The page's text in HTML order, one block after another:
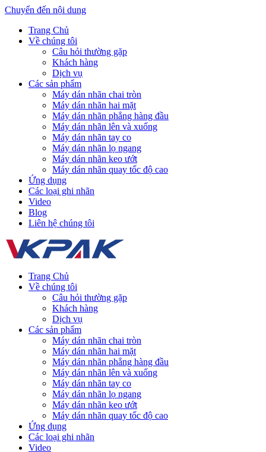
Chuyển đến nội dung
Trang Chủ
Về chúng tôi
Câu hỏi thường gặp
Khách hàng
Dịch vụ
Các sản phẩm
Máy dán nhãn chai tròn
Máy dán nhãn hai mặt
Máy dán nhãn phẳng hàng đầu
Máy dán nhãn lên và xuống
Máy dán nhãn tay co
Máy dán nhãn lọ ngang
Máy dán nhãn keo ướt
Máy dán nhãn quay tốc độ cao
Ứng dụng
Các loại ghi nhãn
Video
Blog
Liên hệ chúng tôi
Trang Chủ
Về chúng tôi
Câu hỏi thường gặp
Khách hàng
Dịch vụ
Các sản phẩm
Máy dán nhãn chai tròn
Máy dán nhãn hai mặt
Máy dán nhãn phẳng hàng đầu
Máy dán nhãn lên và xuống
Máy dán nhãn tay co
Máy dán nhãn lọ ngang
Máy dán nhãn keo ướt
Máy dán nhãn quay tốc độ cao
Ứng dụng
Các loại ghi nhãn
Video